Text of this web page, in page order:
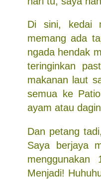
Di sini, kedai
memang ada
ngada hendak
teringinkan
makanan laut
semua ke
ayam atau
Dan petang tadi,
Saya berjaya
Menjadi!